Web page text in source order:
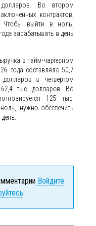
долларов. Во втором
контрактов,
Чтобы выйти в ноль,
зарабатывать в день
в тайм-чартерном
года составляла 50,7
в четвертом
тыс. долларов. Во
125 тыс.
нужно обеспечить
Войдите